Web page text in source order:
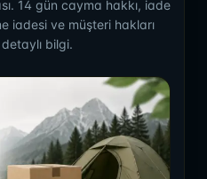
14 gün cayma hakkı, iade
iadesi ve müşteri hakları
bilgi.